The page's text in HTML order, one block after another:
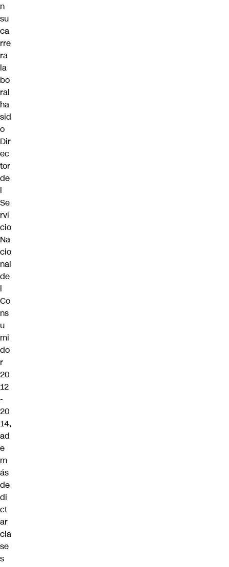
n
su
ca
rre
ra
la
bo
ral
ha
sid
o
Dir
ec
tor
de
l
Se
rvi
cio
Na
cio
nal
de
l
Co
ns
u
mi
do
r
20
12
-
20
14,
ad
e
m
ás
de
di
ct
ar
cla
se
s